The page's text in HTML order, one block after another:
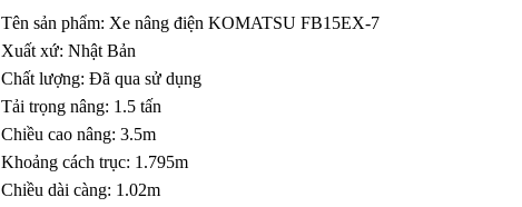
Tên sản phẩm: Xe nâng điện KOMATSU FB15EX-7
Xuất xứ: Nhật Bản
Chất lượng: Đã qua sử dụng
Tải trọng nâng: 1.5 tấn
Chiều cao nâng: 3.5m
Khoảng cách trục: 1.795m
Chiều dài càng: 1.02m